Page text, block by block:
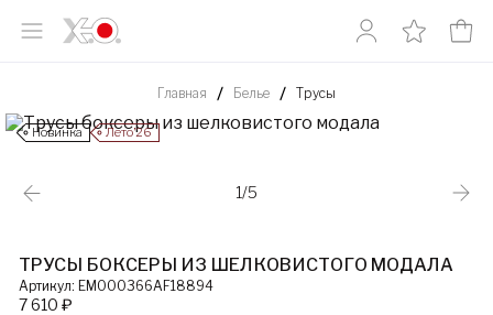
Главная Белье Трусы
Новинка Лето’26
1/5
ТРУСЫ БОКСЕРЫ ИЗ ШЕЛКОВИСТОГО МОДАЛА
Артикул: EM000366AF18894
7 610 ₽